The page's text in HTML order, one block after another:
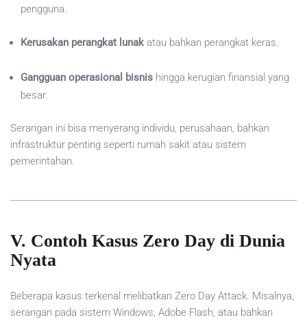
pengguna.
Kerusakan perangkat lunakatau bahkan perangkat keras.
Gangguan operasional bisnis hingga kerugian finansial yang
besar.
Serangan ini bisa menyerang individu, perusahaan, bahkan
infrastruktur penting seperti rumah sakit atau sistem
pemerintahan.
V. Contoh Kasus Zero Day di Dunia
Nyata
Beberapa kasus terkenal melibatkan Zero Day Attack. Misalnya,
serangan pada sistem Windows, Adobe Flash, atau bahkan